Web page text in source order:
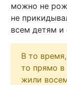
можно не
не
всем детям и
В то
то прямо в
жили